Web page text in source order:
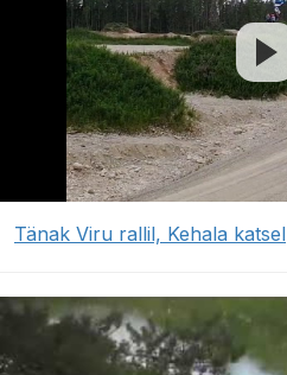
Tänak Viru rallil, Kehala katsel